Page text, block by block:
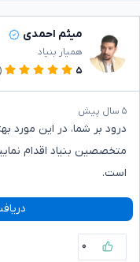
میثم احمدی
همیار بنیاد
۵
۵ سال پیش
درود بر شما، در این مورد
متخصصین بنیاد اقدام
است.
۰